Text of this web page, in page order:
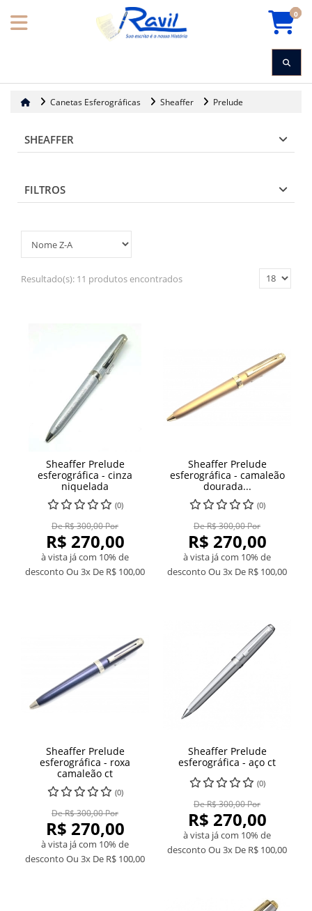
0
Canetas Esferográficas Sheaffer Prelude
SHEAFFER
FILTROS
Resultado(s): 11 produtos encontrados
Sheaffer Prelude
esferográfica - cinza
niquelada
(0)
De R$ 300,00 Por
R$ 270,00
à vista já com 10% de
desconto Ou 3x De R$ 100,00
Sheaffer Prelude
esferográfica - camaleão
dourada...
(0)
De R$ 300,00 Por
R$ 270,00
à vista já com 10% de
desconto Ou 3x De R$ 100,00
Sheaffer Prelude
esferográfica - roxa
camaleão ct
(0)
De R$ 300,00 Por
R$ 270,00
à vista já com 10% de
desconto Ou 3x De R$ 100,00
Sheaffer Prelude
esferográfica - aço ct
(0)
De R$ 300,00 Por
R$ 270,00
à vista já com 10% de
desconto Ou 3x De R$ 100,00